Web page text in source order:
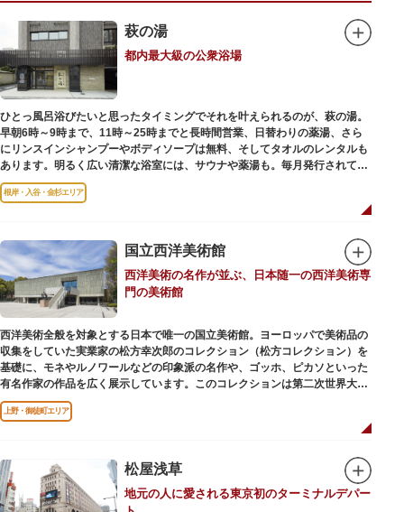
萩の湯
都内最大級の公衆浴場
ひとっ風呂浴びたいと思ったタイミングでそれを叶えられるのが、萩の湯。
早朝6時～9時まで、11時～25時までと長時間営業、日替わりの薬湯、さら
にリンスインシャンプーやボディソープは無料、そしてタオルのレンタルも
あります。明るく広い清潔な浴室には、サウナや薬湯も。毎月発行されてい
る萩の湯だよりで薬湯の予定を確認すれば、お好みの薬湯を楽しめます。
また併設されたレストラン、食事処こもれびではおいしい食事だけでなく、
後これまた好きなタイミングで、おいしい食事をいただき、心も体も整えて
日々の生活を支えてくれる空間です。
根岸・入谷・金杉エリア
国立西洋美術館
西洋美術の名作が並ぶ、日本随一の西洋美術専
門の美術館
西洋美術全般を対象とする日本で唯一の国立美術館。ヨーロッパで美術品の
収集をしていた実業家の松方幸次郎のコレクション（松方コレクション）を
基礎に、モネやルノワールなどの印象派の名作や、ゴッホ、ピカソといった
有名作家の作品を広く展示しています。このコレクションは第二次世界大戦
中にフランス政府に接収され、戦後に専用の美術館を創設することを条件に
日本へ寄贈返還されました。
もの。「ル・コルビュジエの建築作品－近代建築運動への顕著な貢献－」の
構成資産の一つとして東京初の世界文化遺産に登録されています。前庭にも
ロダンの彫刻が展示されており、散策しながら美術鑑賞を楽しめるのも魅力
上野・御徒町エリア
松屋浅草
地元の人に愛される東京初のターミナルデパー